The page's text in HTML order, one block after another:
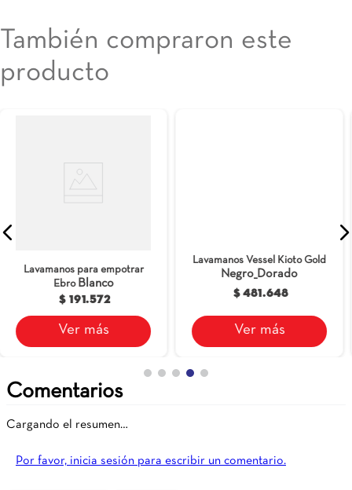
También compraron este
producto
Lavamanos Vessel Kioto Gold
Negro_Dorado
$ 481.648
Ver más
Lavamanos Vessel Barcelona
Marfil
$ 223.348
Ver más
Comentarios
Cargando el resumen…
Por favor, inicia sesión para escribir un comentario.